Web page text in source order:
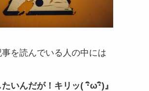
を読んでいる人の中には
たいんだが！キリッ( ･ิω･ิ)』